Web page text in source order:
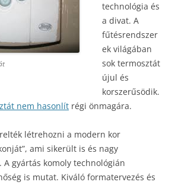
technológia és
a divat. A
fűtésrendszer
ek világában
sok termosztát
újul és
korszerűsödik.
nem hasonlít régi önmagára.
létrehozni a modern kor
ami sikerült is és nagy
A gyártás komoly technológián
is mutat. Kiváló formatervezés és